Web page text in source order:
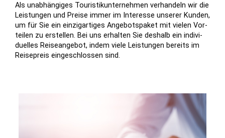
Als un­ab­hängiges Touristik­unter­nehmen ver­handeln wir die
Leis­tungen und Preise immer im Inter­esse unserer Kunden,
um für Sie ein einzig­artiges Angebots­paket mit vielen Vor­
teilen zu er­stellen. Bei uns er­halten Sie deshalb ein in­di­vi­
du­elles Reise­angebot, indem viele Leis­tungen bereits im
Reise­preis ein­ge­schlossen sind.